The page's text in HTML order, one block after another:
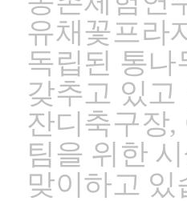
유채꽃프라
독립된 통나
갖추고 있
잔디축구장,
팀을 위한
맞이하고 있